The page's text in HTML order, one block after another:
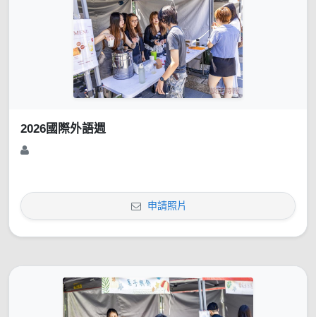
2026國際外語週
申請照片